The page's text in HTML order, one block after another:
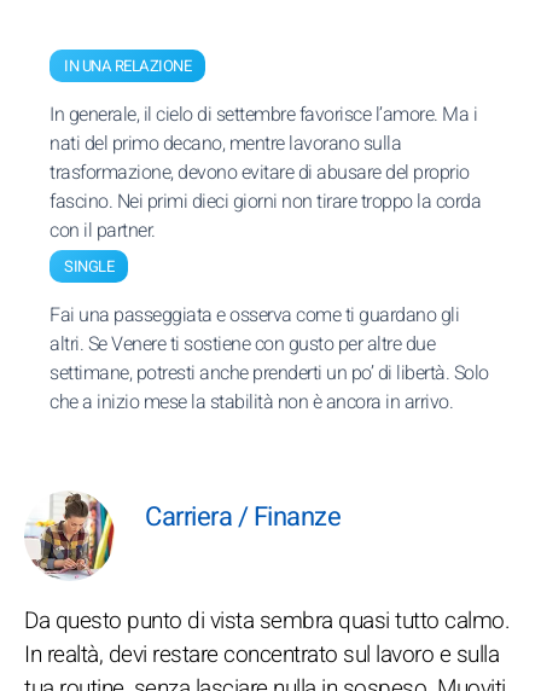
IN UNA RELAZIONE
In generale, il cielo di settembre favorisce l’amore. Ma i
nati del primo decano, mentre lavorano sulla
trasformazione, devono evitare di abusare del proprio
fascino. Nei primi dieci giorni non tirare troppo la corda
con il partner.
SINGLE
Fai una passeggiata e osserva come ti guardano gli
altri. Se Venere ti sostiene con gusto per altre due
settimane, potresti anche prenderti un po’ di libertà. Solo
che a inizio mese la stabilità non è ancora in arrivo.
Carriera / Finanze
Da questo punto di vista sembra quasi tutto calmo.
In realtà, devi restare concentrato sul lavoro e sulla